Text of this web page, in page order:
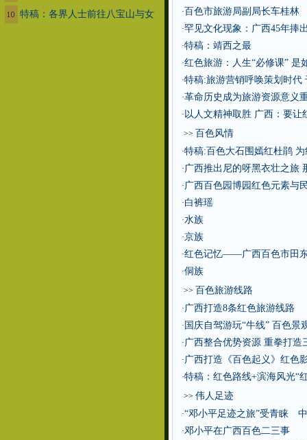
特稿：各界人士前往八宝山与女
·百色市旅游局副局长车桂林
·罕见文化现象：广西45年捧
·特稿：靖西之最
·红色旅游：人生“必修课” 是
·特稿:旅游营销呼唤策划时代
·革命历史成为旅游资源意义
·以人文精神取胜 广西：要让
>> 百色风情
·特稿:百色大石围嫣红杜鹃
·广西推出尼的呀黑衣壮之旅
·广西百色园博园红色元素与
·白裤瑶
·水族
·京族
·红色记忆——广西百色市田
·侗族
>> 百色旅游线路
·广西打造8条红色旅游线路
· 国庆自驾游玩“牛线” 百色景
·广西整合优势资源 重拳打造
·广西打造《百色起义》红色
·特稿：红色路线+滨海风光“
>> 伟人足迹
·“邓小平足迹之旅”受青睐
·邓小平在广西百色二三事